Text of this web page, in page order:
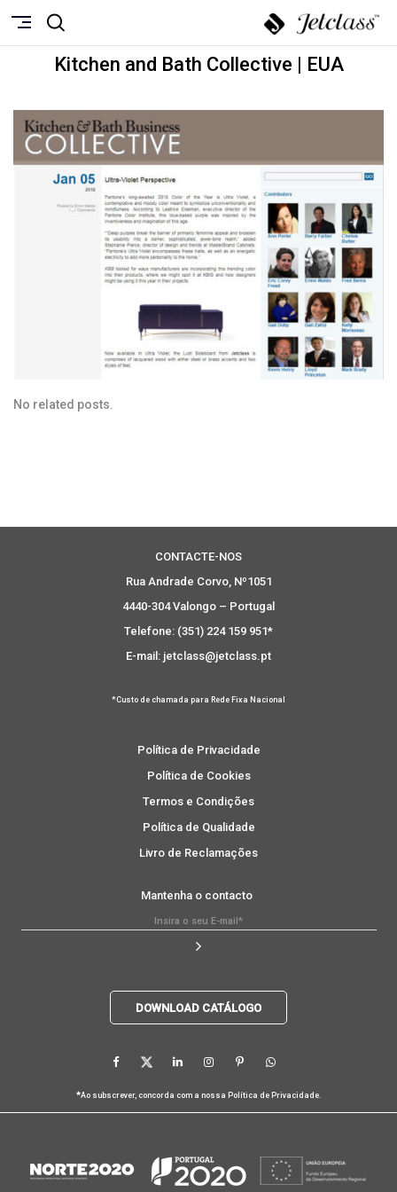
Kitchen and Bath Collective | EUA
No related posts.
CONTACTE-NOS
Rua Andrade Corvo, Nº1051
4440-304 Valongo – Portugal
Telefone: (351) 224 159 951*
E-mail: jetclass@jetclass.pt
*Custo de chamada para Rede Fixa Nacional
Política de Privacidade
Política de Cookies
Termos e Condições
Política de Qualidade
Livro de Reclamações
Mantenha o contacto
DOWNLOAD CATÁLOGO
*Ao subscrever, concorda com a nossa Política de Privacidade.